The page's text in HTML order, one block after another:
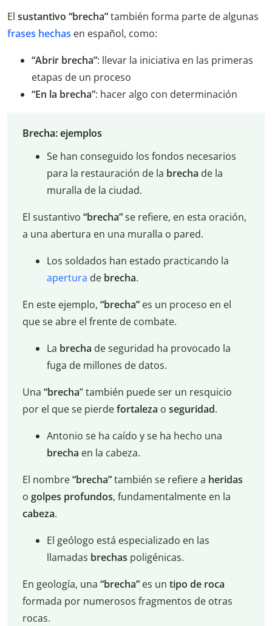
El sustantivo “brecha”también forma parte de algunas
frases hechas en español, como:
“Abrir brecha”: llevar la iniciativa en las primeras
etapas de un proceso
“En la brecha”: hacer algo con determinación
Brecha: ejemplos
Se han conseguido los fondos necesarios
para la restauración de la brecha de la
muralla de la ciudad.
El sustantivo “brecha”se refiere, en esta oración,
a una abertura en una muralla o pared.
Los soldados han estado practicando la
apertura de brecha.
En este ejemplo, “brecha”es un proceso en el
que se abre el frente de combate.
La brecha de seguridad ha provocado la
fuga de millones de datos.
Una “brecha” también puede ser un resquicio
por el que se pierdefortaleza o seguridad.
Antonio se ha caído y se ha hecho una
brecha en la cabeza.
El nombre“brecha”también se refiere a heridas
o golpes profundos, fundamentalmente en la
cabeza.
El geólogo está especializado en las
llamadas brechas poligénicas.
En geología, una “brecha”es un tipo de roca
formada por numerosos fragmentos de otras
rocas.